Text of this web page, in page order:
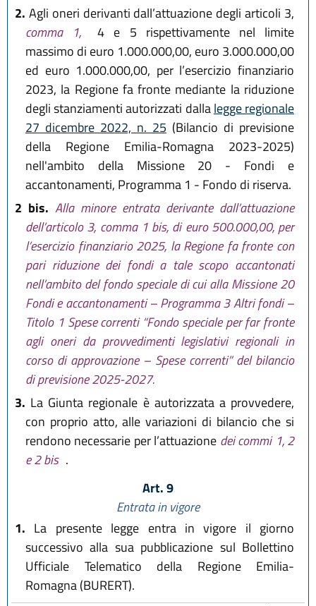
2. Agli oneri derivanti dall’attuazione degli articoli 3,
comma 1,
4 e 5 rispettivamente nel limite
massimo di euro 1.000.000,00, euro 3.000.000,00
ed euro 1.000.000,00, per l’esercizio finanziario
2023, la Regione fa fronte mediante la riduzione
degli stanziamenti autorizzati dallalegge regionale
27 dicembre 2022, n. 25 (Bilancio di previsione
della Regione Emilia-Romagna 2023-2025)
nell'ambito della Missione 20 - Fondi e
accantonamenti, Programma 1 - Fondo di riserva.
2 bis. Alla minore entrata derivante dall’attuazione
dell’articolo 3, comma 1 bis, di euro 500.000,00, per
l’esercizio finanziario 2025, la Regione fa fronte con
pari riduzione dei fondi a tale scopo accantonati
nell’ambito del fondo speciale di cui alla Missione 20
Fondi e accantonamenti – Programma 3 Altri fondi –
Titolo 1 Spese correnti “Fondo speciale per far fronte
agli oneri da provvedimenti legislativi regionali in
corso di approvazione – Spese correnti” del bilancio
di previsione 2025-2027.
3. La Giunta regionale è autorizzata a provvedere,
con proprio atto, alle variazioni di bilancio che si
rendono necessarie per l’attuazione dei commi 1, 2
e 2 bis .
Art. 9
Entrata in vigore
1. La presente legge entra in vigore il giorno
successivo alla sua pubblicazione sul Bollettino
Ufficiale Telematico della Regione Emilia-
Romagna (BURERT).